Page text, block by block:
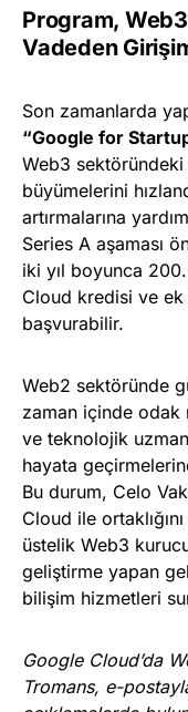
Program,
Vadeden
Son zamanlarda
“Google for
Web3
büyümelerini
artırmalarına
Series A aşaması
iki yıl boyunca
Cloud kredisi ve
başvurabilir.
Web2 sektöründe
zaman içinde odak
ve teknolojik
hayata
Bu durum, Celo
Cloud ile
üstelik Web3
geliştirme yapan
bilişim hizmetleri
Google Cloud’da
Tromans, e-